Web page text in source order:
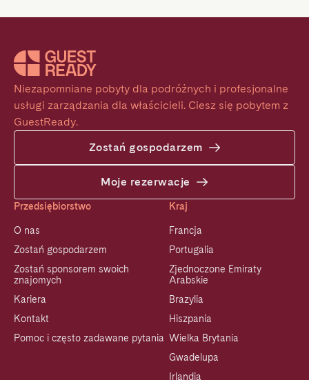
Niezapomniane pobyty dla podróżnych i profesjonalne
usługi zarządzania dla właścicieli. Ciesz się pobytem z
GuestReady.
Zostań gospodarzem
Moje rezerwacje
Przedsiębiorstwo
O nas
Zostań gospodarzem
Zostań sponsorem swoich
znajomych
Kariera
Kontakt
Pomoc i często zadawane pytania
Kraj
Francja
Portugalia
Zjednoczone Emiraty
Arabskie
Brazylia
Hiszpania
Wielka Brytania
Gwadelupa
Irlandia